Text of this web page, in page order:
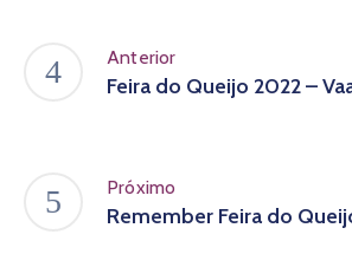
Anterior
Feira do Queijo 2022 –
Próximo
Remember Feira do